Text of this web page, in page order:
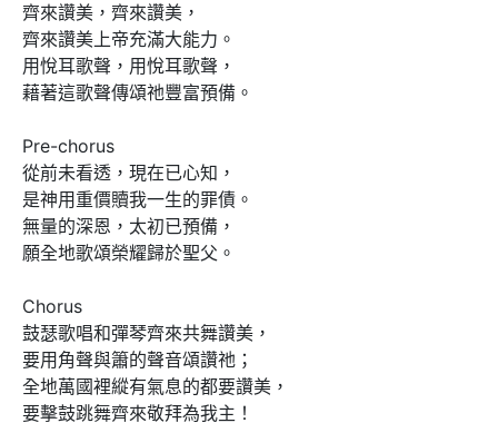
齊來讚美，齊來讚美，
齊來讚美上帝充滿大能力。
用悅耳歌聲，用悅耳歌聲，
藉著這歌聲傳頌祂豐富預備。
Pre-chorus
從前未看透，現在已心知，
是神用重價贖我一生的罪債。
無量的深恩，太初已預備，
願全地歌頌榮耀歸於聖父。
Chorus
鼓瑟歌唱和彈琴齊來共舞讚美，
要用角聲與簫的聲音頌讚祂；
全地萬國裡縱有氣息的都要讚美，
要擊鼓跳舞齊來敬拜為我主！